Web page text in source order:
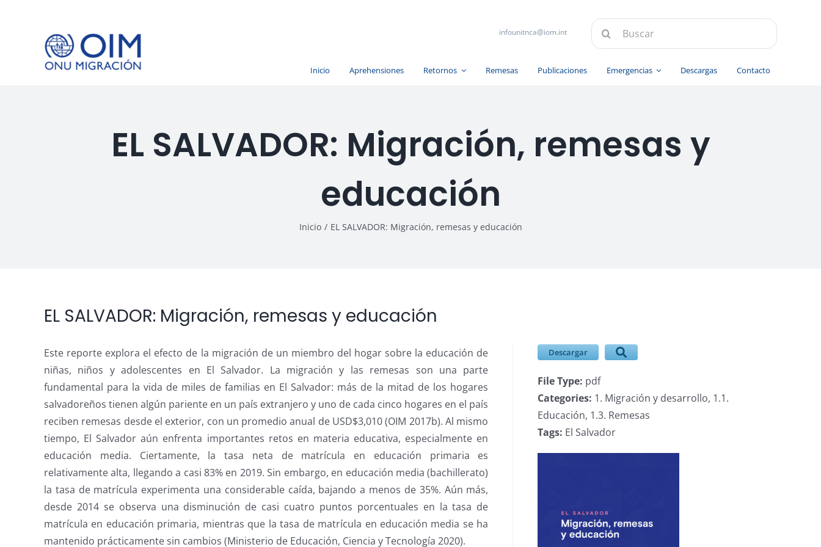
contenido
infounitnca@iom.int Buscar:
Inicio Aprehensiones Retornos Remesas Publicaciones Emergencias Descargas Contacto
EL SALVADOR: Migración, remesas y
educación
Inicio / EL SALVADOR: Migración, remesas y educación
Ver
más
grande
EL SALVADOR: Migración, remesas y educación
Este reporte explora el efecto de la migración de un miembro del hogar sobre la educación de
niñas, niños y adolescentes en El Salvador. La migración y las remesas son una parte
fundamental para la vida de miles de familias en El Salvador: más de la mitad de los hogares
salvadoreños tienen algún pariente en un país extranjero y uno de cada cinco hogares en el país
reciben remesas desde el exterior, con un promedio anual de USD$3,010 (OIM 2017b). Al mismo
tiempo, El Salvador aún enfrenta importantes retos en materia educativa, especialmente en
educación media. Ciertamente, la tasa neta de matrícula en educación primaria es
relativamente alta, llegando a casi 83% en 2019. Sin embargo, en educación media (bachillerato)
la tasa de matrícula experimenta una considerable caída, bajando a menos de 35%. Aún más,
desde 2014 se observa una disminución de casi cuatro puntos porcentuales en la tasa de
matrícula en educación primaria, mientras que la tasa de matrícula en educación media se ha
mantenido prácticamente sin cambios (Ministerio de Educación, Ciencia y Tecnología 2020).
Descargar
File Type: pdf
Categories: 1. Migración y desarrollo, 1.1.
Educación, 1.3. Remesas
Tags: El Salvador